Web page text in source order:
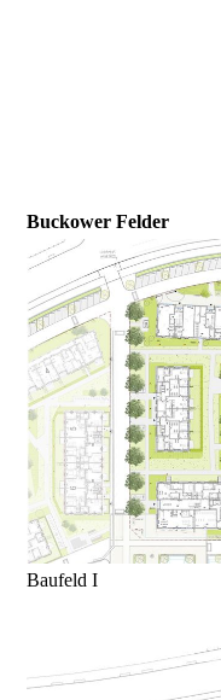
Buckower Felder
Baufeld I